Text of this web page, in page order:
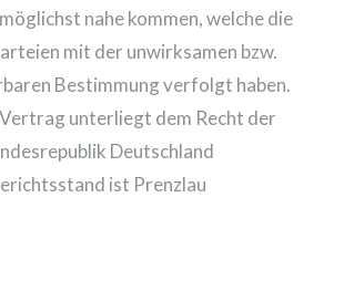
nahe kommen, welche die
mit der unwirksamen bzw.
Bestimmung verfolgt haben.
unterliegt dem Recht der
Deutschland
ist Prenzlau